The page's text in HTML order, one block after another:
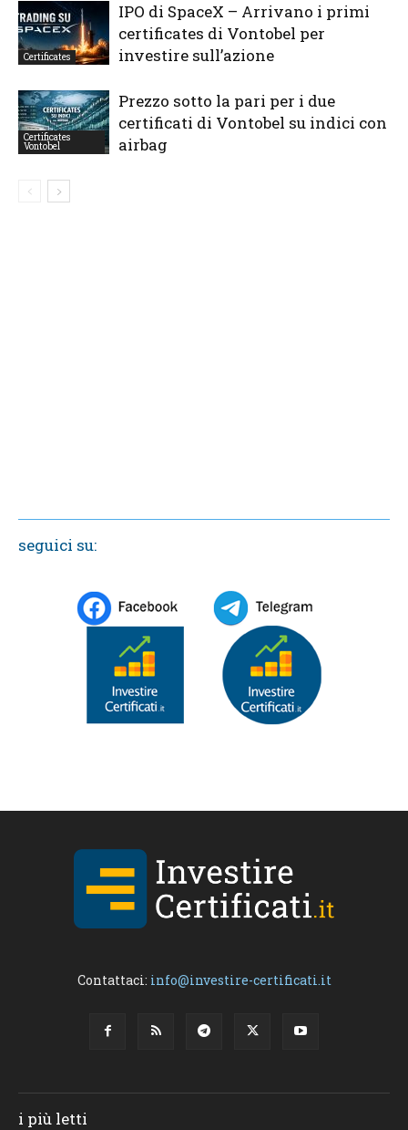
Certificates
IPO di SpaceX – Arrivano i primi
certificates di Vontobel per
investire sull’azione
Certificates
Vontobel
Prezzo sotto la pari per i due
certificati di Vontobel su indici con
airbag
seguici su:
Contattaci: info@investire-certificati.it
i più letti